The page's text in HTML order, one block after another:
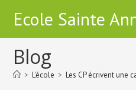
content
Ecole Sainte
Blog
> L'école > Les CP écrivent une